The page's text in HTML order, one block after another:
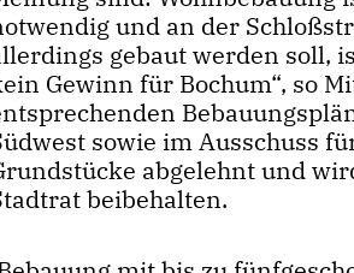
und an der
gebaut werden soll,
Gewinn für Bochum“, so
sowie im Ausschuss
abgelehnt und
beibehalten.